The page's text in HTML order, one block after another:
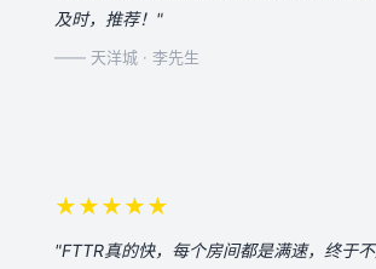
及时，推荐！"
—— 天洋城 · 李先生
★★★★★
"FTTR真的快，每个房间都是满速，终于